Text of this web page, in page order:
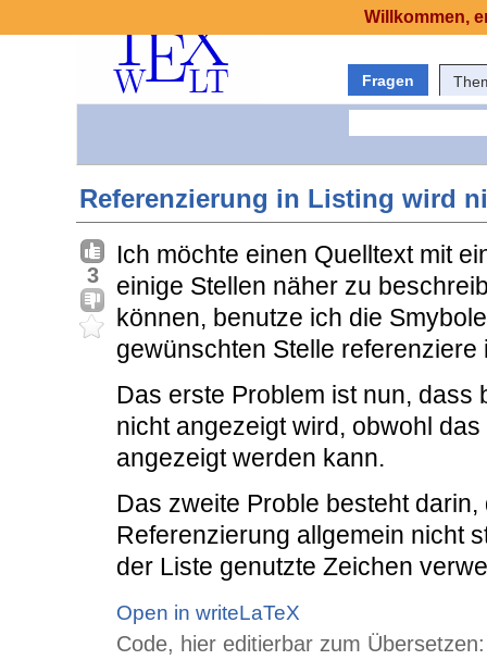
Fragen
Referenzierung in Listing wird
3
Ich möchte einen Quelltext mit
einige Stellen näher zu
können, benutze ich die
gewünschten Stelle
Das erste Problem ist nun,
nicht angezeigt wird, obwohl
angezeigt werden kann.
Das zweite Proble besteht
Referenzierung allgemein nicht
der Liste genutzte Zeichen
Open in writeLaTeX
Code, hier editierbar zum Übersetzen:
Willkommen,